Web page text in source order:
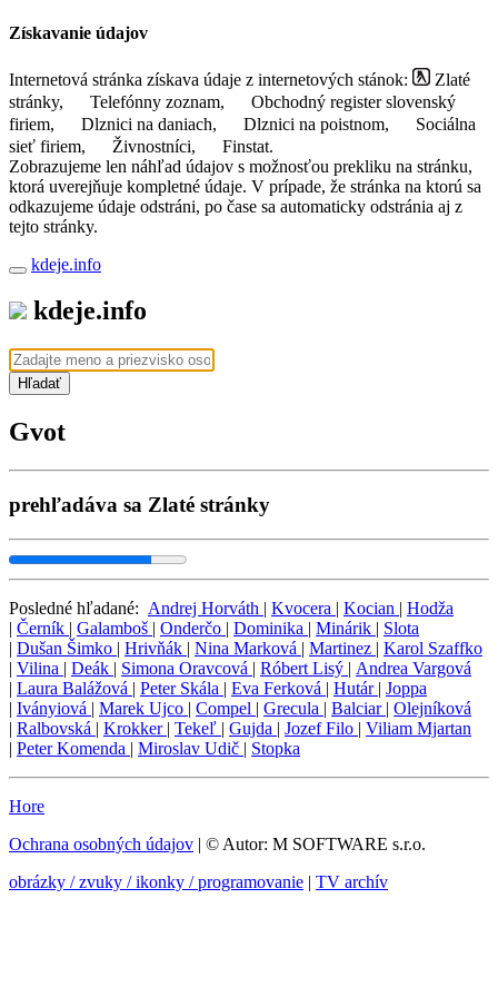
Získavanie údajov
Internetová stránka získava údaje z internetových stánok:
Zlaté
stránky,
Telefónny zoznam,
Obchodný register slovenský
firiem,
Dlznici na daniach, Dlznici na poistnom,
Sociálna
sieť firiem,
Živnostníci,
Finstat.
Zobrazujeme len náhľad údajov s možnosťou prekliku na stránku,
ktorá uverejňuje kompletné údaje. V prípade, že stránka na ktorú sa
odkazujeme údaje odstráni, po čase sa automaticky odstránia aj z
tejto stránky.
kdeje.info
kdeje.info
Hľadať
Gvot
prehľadáva sa Zlaté stránky
Posledné hľadané: Andrej Horváth | Kvocera | Kocian | Hodža
| Černík | Galamboš | Onderčo | Dominika | Minárik | Slota
| Dušan Šimko | Hrivňák | Nina Marková | Martinez | Karol Szaffko
| Vilina | Deák | Simona Oravcová | Róbert Lisý | Andrea Vargová
| Laura Balážová | Peter Skála | Eva Ferková | Hutár | Joppa
| Iványiová | Marek Ujco | Compel | Grecula | Balciar | Olejníková
| Ralbovská | Krokker | Tekeľ | Gujda | Jozef Filo | Viliam Mjartan
| Peter Komenda | Miroslav Udič | Stopka
Hore
Ochrana osobných údajov | © Autor: M SOFTWARE s.r.o.
obrázky / zvuky / ikonky / programovanie | TV archív